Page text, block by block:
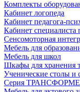
Комплекты
Кабинет логопеда
Кабинет педагога-
Кабинет специалиста
Сенсомоторная
Мебель для
Мебель для школ
Шкафы для хранения
Ученические столы
Серия